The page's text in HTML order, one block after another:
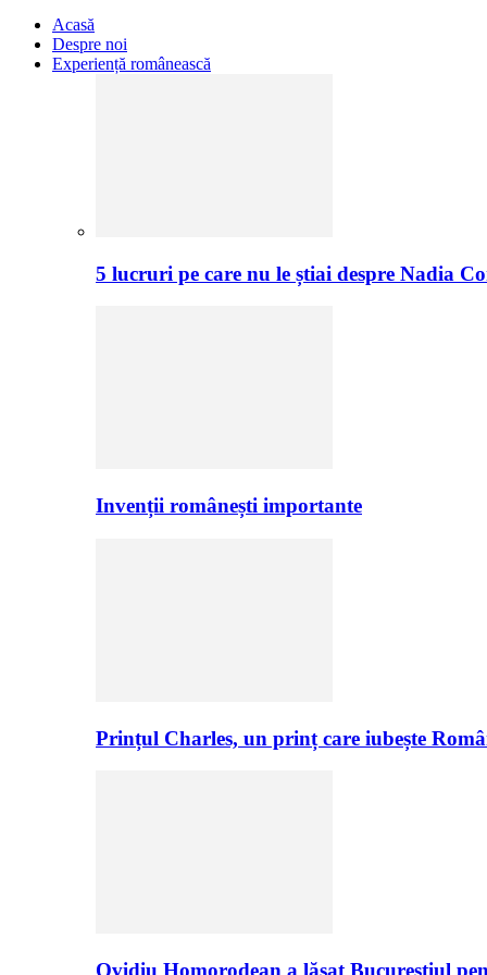
Acasă
Despre noi
Experiență românească
5 lucruri pe care nu le știai despre Nadia
Invenții românești importante
Prințul Charles, un prinț care iubește
Ovidiu Homorodean a lăsat Bucureștiul